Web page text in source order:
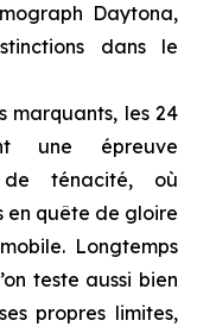
Daytona,
dans le
marquants, les 24
une épreuve
de ténacité, où
en quête de gloire
Longtemps
teste aussi bien
propres limites,